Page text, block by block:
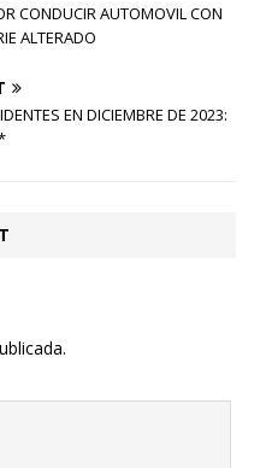
CONDUCIR AUTOMOVIL CON
ALTERADO
EN DICIEMBRE DE 2023: